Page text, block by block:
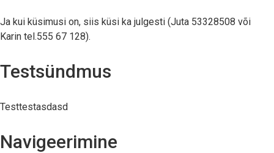
Ja kui küsimusi on, siis küsi ka julgesti (Juta 53328508 või
Karin tel.555 67 128).
Testsündmus
Testtestasdasd
Navigeerimine